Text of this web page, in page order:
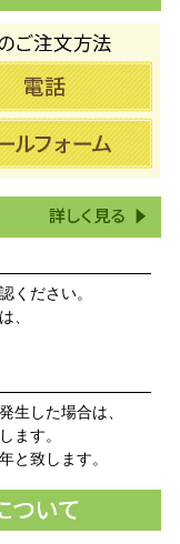
ください。
、
生した場合は、
ます。
と致します。